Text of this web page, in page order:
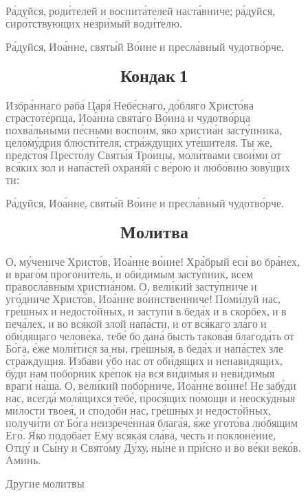
Ра́дуйся, роди́телей и воспита́телей наста́вниче; ра́дуйся,
сиро́тствующих незри́мый води́телю.
Ра́дуйся, Иоа́нне, святы́й Во́ине и пресла́вный чудотво́рче.
Кондак 1
Избра́ннаго раба́ Царя́ Небе́снаго, до́бляго Христо́ва
страстоте́рпца, Иоа́нна свята́го Во́ина и чудотво́рца
похва́льными пе́сньми воспои́м, я́ко христиа́н засту́пника,
целому́дрия блюсти́теля, стра́ждущих уте́шителя. Ты же,
предстоя́ Престо́лу Святы́я Тро́ицы, моли́твами свои́ми от
вся́ких зол и напа́стей охраня́й с ве́рою и любо́вию зову́щих
ти:
Ра́дуйся, Иоа́нне, святы́й Во́ине и пресла́вный чудотво́рче.
Молитва
О, му́чениче Христо́в, Иоа́нне во́ине! Хра́брый еси́ во бра́нех,
и враго́м прогони́тель, и оби́димым засту́пник, всем
правосла́вным христиа́ном. О, вели́кий засту́пниче и
уго́дниче Христо́в, Иоа́нне во́инственниче! Поми́луй нас,
гре́шных и недосто́йных, и заступи́ в беда́х и в ско́рбех, и в
печа́лех, и во вся́кой злой напа́сти, и от вся́каго зла́го и
оби́дящаго челове́ка, тебе́ бо дана́ бысть такова́я благода́ть от
Бо́га, е́же моли́тися за ны, гре́шныя, в беда́х и напа́стех зле
стра́ждущия. Изба́ви у́бо нас от оби́дящих и ненави́дящих,
бу́ди нам побо́рник кре́пок на вся ви́димыя и неви́димыя
враги́ на́ша. О, вели́кий побо́рниче, Иоа́нне во́ине! Не забу́ди
нас, всегда́ моля́щихся тебе́, прося́щих по́мощи и неоску́дныя
ми́лости твоея́, и сподо́би нас, гре́шных и недосто́йных,
получи́ти от Бо́га неизрече́нная блага́я, я́же угото́ва лю́бящим
Его́. Я́ко подоба́ет Ему́ всякая сла́ва, честь и поклоне́ние,
Отцу́ и Сы́ну и Свято́му Ду́ху, ны́не и при́сно и во ве́ки веко́в.
Ами́нь.
Другие молитвы